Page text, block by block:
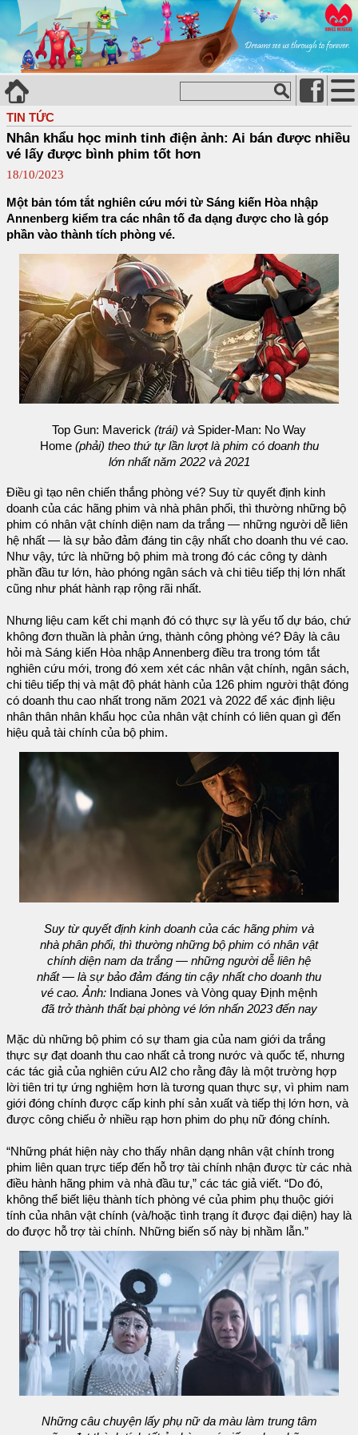
TIN TỨC
Nhân khẩu học minh tinh điện ảnh: Ai bán được nhiều
vé lấy được bình phim tốt hơn
18/10/2023
Một bản tóm tắt nghiên cứu mới từ Sáng kiến Hòa nhập
Annenberg kiểm tra các nhân tố đa dạng được cho là góp
phần vào thành tích phòng vé.
Top Gun: Maverick (trái) và Spider-Man: No Way
Home (phải) theo thứ tự lần lượt là phim có doanh thu
lớn nhất năm 2022 và 2021
Điều gì tạo nên chiến thắng phòng vé? Suy từ quyết định kinh
doanh của các hãng phim và nhà phân phối, thì thường những bộ
phim có nhân vật chính diện nam da trắng — những người dễ liên
hệ nhất — là sự bảo đảm đáng tin cậy nhất cho doanh thu vé cao.
Như vậy, tức là những bộ phim mà trong đó các công ty dành
phần đầu tư lớn, hào phóng ngân sách và chi tiêu tiếp thị lớn nhất
cũng như phát hành rạp rộng rãi nhất.
Nhưng liệu cam kết chi mạnh đó có thực sự là yếu tố dự báo, chứ
không đơn thuần là phản ứng, thành công phòng vé? Đây là câu
hỏi mà Sáng kiến Hòa nhập Annenberg điều tra trong tóm tắt
nghiên cứu mới, trong đó xem xét các nhân vật chính, ngân sách,
chi tiêu tiếp thị và mật độ phát hành của 126 phim người thật đóng
có doanh thu cao nhất trong năm 2021 và 2022 để xác định liệu
nhân thân nhân khẩu học của nhân vật chính có liên quan gì đến
hiệu quả tài chính của bộ phim.
Suy từ quyết định kinh doanh của các hãng phim và
nhà phân phối, thì thường những bộ phim có nhân vật
chính diện nam da trắng — những người dễ liên hệ
nhất — là sự bảo đảm đáng tin cậy nhất cho doanh thu
vé cao. Ảnh: Indiana Jones và Vòng quay Định mệnh
đã trở thành thất bại phòng vé lớn nhấn 2023 đến nay
Mặc dù những bộ phim có sự tham gia của nam giới da trắng
thực sự đạt doanh thu cao nhất cả trong nước và quốc tế, nhưng
các tác giả của nghiên cứu AI2 cho rằng đây là một trường hợp
lời tiên tri tự ứng nghiệm hơn là tương quan thực sự, vì phim nam
giới đóng chính được cấp kinh phí sản xuất và tiếp thị lớn hơn, và
được công chiếu ở nhiều rạp hơn phim do phụ nữ đóng chính.
“Những phát hiện này cho thấy nhân dạng nhân vật chính trong
phim liên quan trực tiếp đến hỗ trợ tài chính nhận được từ các nhà
điều hành hãng phim và nhà đầu tư,” các tác giả viết. “Do đó,
không thể biết liệu thành tích phòng vé của phim phụ thuộc giới
tính của nhân vật chính (và/hoặc tình trạng ít được đại diện) hay là
do được hỗ trợ tài chính. Những biến số này bị nhầm lẫn.”
Những câu chuyện lấy phụ nữ da màu làm trung tâm